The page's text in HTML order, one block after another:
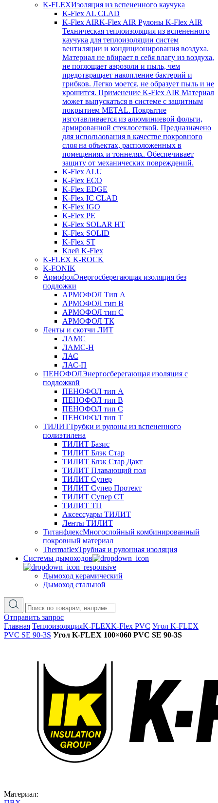
K-FLEXИзоляция из вспененного каучука
K-Flex AL CLAD
K-Flex AIRK-Flex AIR Рулоны K-Flex AIR
Техническая теплоизоляция из вспененного
каучука для теплоизоляции систем
вентиляции и кондиционирования воздуха.
Материал не вбирает в себя влагу из воздуха,
не поглощает аэрозоли и пыль, чем
предотвращает накопление бактерий и
грибков. Легко моется, не образует пыль и не
крошится. Применение K-Flex AIR Материал
может выпускаться в системе c защитным
покрытием METAL. Покрытие
изготавливается из алюминиевой фольги,
армированной стеклосеткой. Предназначено
для использования в качестве покровного
слоя на объектах, расположенных в
помещениях и тоннелях. Обеспечивает
защиту от механических повреждений.
K-Flex ALU
K-Flex ECO
K-Flex EDGE
K-Flex IC CLAD
K-Flex IGO
K-Flex PE
K-Flex SOLAR HT
K-Flex SOLID
K-Flex ST
Клей K-Flex
K-FLEX K-ROCK
K-FONIK
АрмофолЭнергосберегающая изоляция без
подложки
АРМОФОЛ Тип А
АРМОФОЛ тип В
АРМОФОЛ тип C
АРМОФОЛ ТК
Ленты и скотчи ЛИТ
ЛАМС
ЛАМС-Н
ЛАС
ЛАС-П
ПЕНОФОЛЭнергосберегающая изоляция с
подложкой
ПЕНОФОЛ тип А
ПЕНОФОЛ тип B
ПЕНОФОЛ тип C
ПЕНОФОЛ тип T
ТИЛИТТрубки и рулоны из вспененного
полиэтилена
ТИЛИТ Базис
ТИЛИТ Блэк Стар
ТИЛИТ Блэк Стар Дакт
ТИЛИТ Плавающий пол
ТИЛИТ Супер
ТИЛИТ Супер Протект
ТИЛИТ Супер СТ
ТИЛИТ ТП
Аксессуары ТИЛИТ
Ленты ТИЛИТ
ТитанфлексМногослойный комбинированный
покровный материал
ThermaflexТрубная и рулонная изоляция
Cистемы дымоходов
Дымоход керамический
Дымоход стальной
Отправить запрос
Главная ТеплоизоляцияK-FLEXK-Flex PVC Угол K-FLEX
PVC SE 90-3S Угол K-FLEX 100×060 PVC SE 90-3S
Материал: